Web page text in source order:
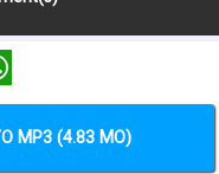
MP3 (4.83 MO)